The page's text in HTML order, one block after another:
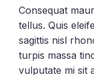
Consequat
tellus. Quis
sagittis nisl
turpis massa
vulputate mi sit